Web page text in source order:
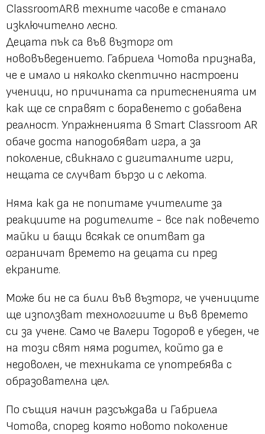
ClassroomARв техните часове е станало
изключително лесно.
Децата пък са във възторг от
нововъведението. Габриела Чотова признава,
че е имало и няколко скептично настроени
ученици, но причината са притесненията им
как ще се справят с боравенето с добавена
реалност. Упражненията в Smart Classroom AR
обаче доста наподобяват игра, а за
поколение, свикнало с дигиталните игри,
нещата се случват бързо и с лекота.
Няма как да не попитаме учителите за
реакциите на родителите - все пак повечето
майки и бащи всякак се опитват да
ограничат времето на децата си пред
екраните.
Може би не са били във възторг, че учениците
ще използват технологиите и във времето
си за учене. Само че Валери Тодоров е убеден, че
на този свят няма родител, който да е
недоволен, че техниката се употребява с
образователна цел.
По същия начин разсъждава и Габриела
Чотова, според която новото поколение